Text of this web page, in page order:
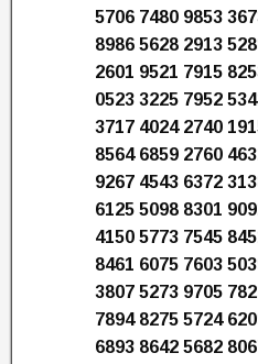
5706 7480 9853
8986 5628 2913
2601 9521 7915
0523 3225 7952
3717 4024 2740
8564 6859 2760
9267 4543 6372
6125 5098 8301
4150 5773 7545
8461 6075 7603
3807 5273 9705
7894 8275 5724
6893 8642 5682